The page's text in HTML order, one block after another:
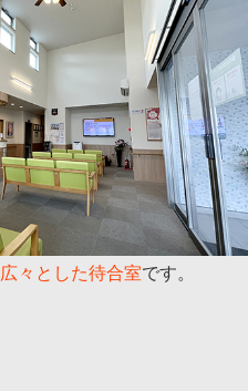
広々とした待合室です。